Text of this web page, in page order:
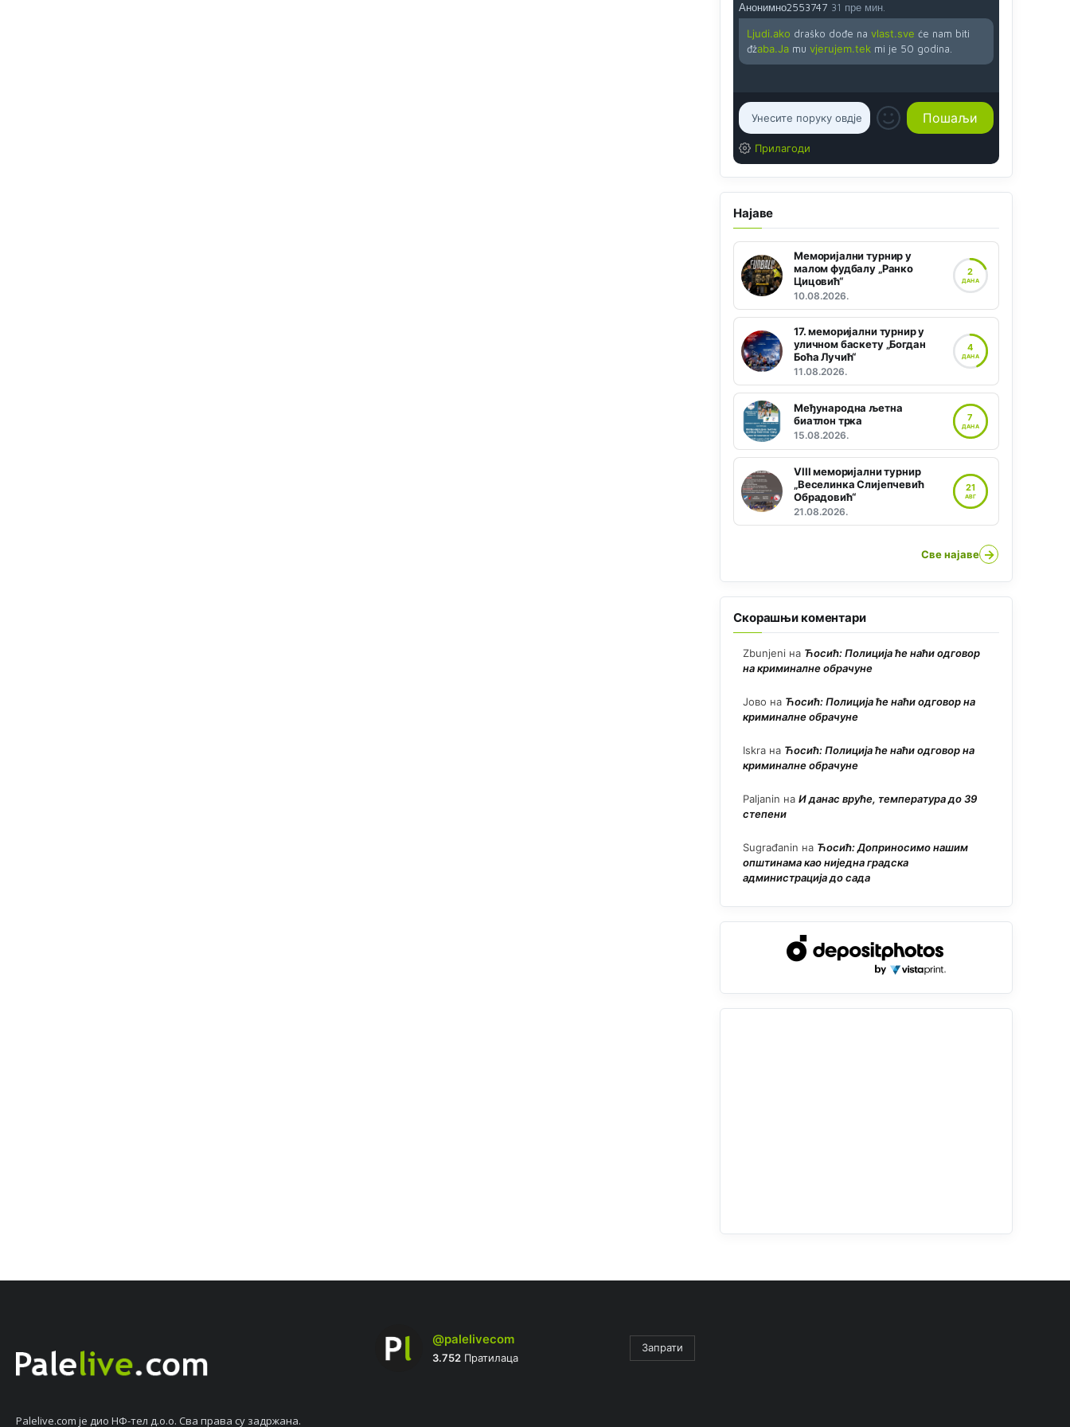
Анонимно2553747 31 пре мин.
Ljudi.ako draško dođe na vlast.sve će nam biti
đžaba.Jamu vjerujem.tek mi je 50 godina.
Прилагоди
Најаве
Меморијални турнир у
малом фудбалу „Ранко
Цицовић“
10.08.2026.
2
ДАНА
17. меморијални турнир у
уличном баскету „Богдан
Боћа Лучић“
11.08.2026.
4
ДАНА
Међународна љетна
биатлон трка
15.08.2026.
7
ДАНА
VIII меморијални турнир
„Веселинка Слијепчевић
Обрадовић“
21.08.2026.
21
АВГ
Све најаве →
Скорашњи коментари
Zbunjeni на Ћосић: Полиција ће наћи одговор
на криминалне обрачуне
Јово на Ћосић: Полиција ће наћи одговор на
криминалне обрачуне
Iskra на Ћосић: Полиција ће наћи одговор на
криминалне обрачуне
Paljanin на И данас вруће, температура до 39
степени
Sugrađanin на Ћосић: Доприносимо нашим
општинама као ниједна градска
администрација до сада
Palelive.com јe дио НФ-тeл д.о.о. Сва права су задржана.
@palelivecom
3.752Пратилаца
Запрати